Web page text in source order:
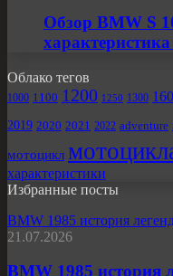
Обзор BMW S
Облако тегов
1000 1100 1200 1250 1300
2019 2020 2021 2022 adventure
мотоцикл
характеристики
Избранные посты
BMW 1985 история
21.07.2026
BMW 1985 история